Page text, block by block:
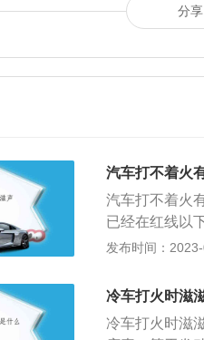
分享
汽车打不着火
汽车打不着火
已经在红线以
响发动机的寿
和燃油喷射系
信号，汽车也
故障主要表现
发布时间：
冷车打火时滋
冷车打火时滋